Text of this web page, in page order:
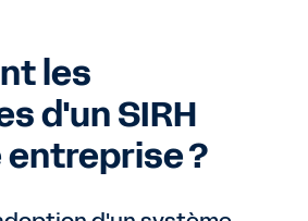
les
d'un SIRH
?